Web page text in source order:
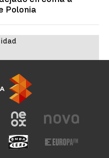
Polonia